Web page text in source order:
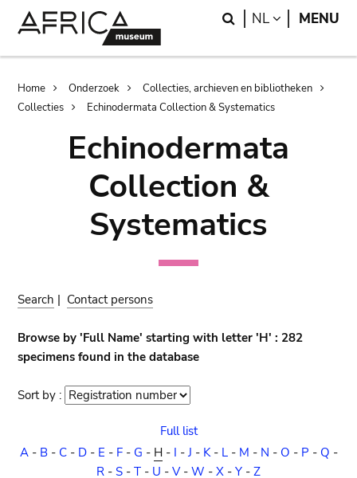
Search
NL LANGUAGE
MENU
Breadcrumb
Home Onderzoek
Collecties, archieven en bibliotheken
Collecties
Echinodermata Collection & Systematics
Echinodermata
Collection &
Systematics
Search | Contact persons
Browse by 'Full Name' starting with letter 'H' : 282
specimens found in the database
Sort by : Sort
Full list
A- B- C- D- E - F- G - H- I -J - K- L- M - N - O - P - Q -
R - S - T - U - V- W - X - Y - Z